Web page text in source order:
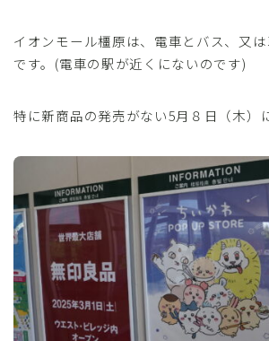
イオンモール橿原は、電車とバス、又
です。(電車の駅が近くにないのです)
特に新商品の発売がない5月８日（木）